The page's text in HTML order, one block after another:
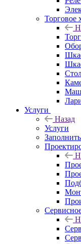
Торговое
Услуги
Назад
Услуги